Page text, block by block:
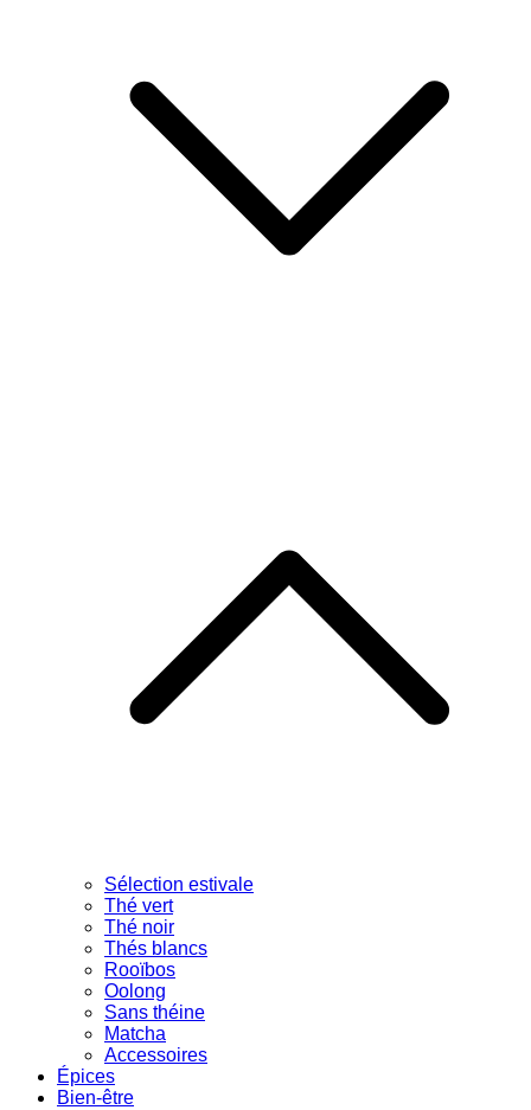
Sélection estivale
Thé vert
Thé noir
Thés blancs
Rooïbos
Oolong
Sans théine
Matcha
Accessoires
Épices
Bien-être